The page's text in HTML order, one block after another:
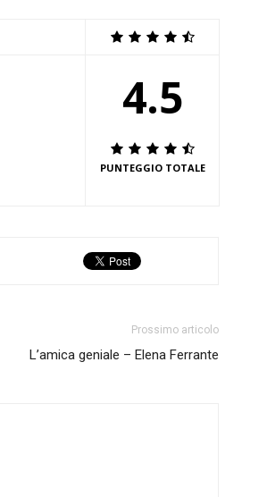
4.5
PUNTEGGIO TOTALE
Prossimo articolo
L’amica geniale – Elena Ferrante